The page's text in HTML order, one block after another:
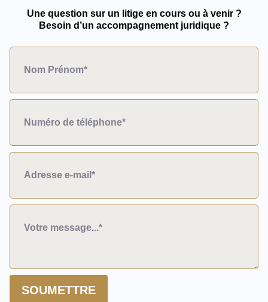
Une question sur un litige en cours ou à venir ?
Besoin d’un accompagnement juridique ?
SOUMETTRE